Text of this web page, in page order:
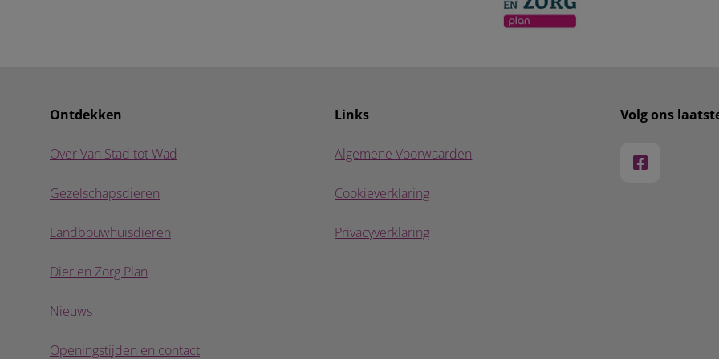
Ontdekken
Over Van Stad tot Wad
Gezelschapsdieren
Landbouwhuisdieren
Dier en Zorg Plan
Nieuws
Openingstijden en contact
Links
Algemene Voorwaarden
Cookieverklaring
Privacyverklaring
Volg ons